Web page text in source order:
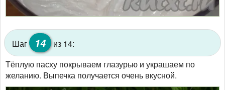
Шаг 14 из 14:
Тёплую пасху покрываем глазурью и украшаем по
желанию. Выпечка получается очень вкусной.